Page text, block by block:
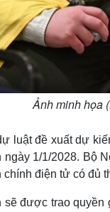
Ảnh minh họa
luật đề xuất dự
1/1/2028. Bộ
chính điện tử có đủ
sẽ được trao